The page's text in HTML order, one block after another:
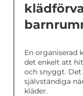
En organiserad
det enkelt att
och snyggt.
självständiga
kläder.